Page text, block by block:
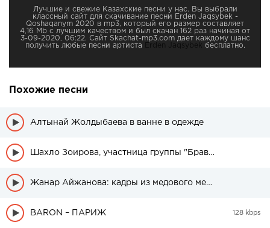
Лучшие и свежие Казахские песни у нас. Вы выбрали
классный сайт для скачивание песни Erden Jaqsybek -
Qoshaqanym 2020 в mp3, который его размер составляет
4,16 Mb с лучшим качеством и был скачан 162 раз начиная от
3-09-2020, 06:22. Сайт Skachat-mp3.com дает каждому шанс
получить любые песни артиста
Erden Jaqsybek бесплатно.
Похожие песни
Алтынай Жолдыбаева в ванне в одежде
Шахло Зоирова, участница группы "Браво" была в свадебном платье
Жанар Айжанова: кадры из медового месяца дочери
BARON – ПАРИЖ 128 kbps